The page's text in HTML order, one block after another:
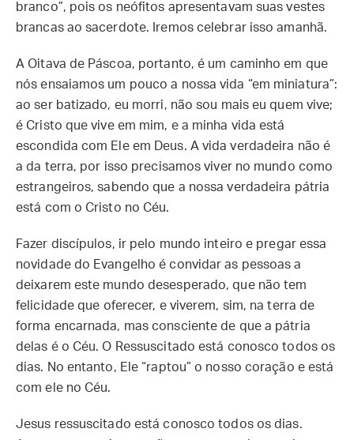
branco”, pois os neófitos apresentavam suas vestes
brancas ao sacerdote. Iremos celebrar isso amanhã.
A Oitava de Páscoa, portanto, é um caminho em que
nós ensaiamos um pouco a nossa vida “em miniatura”:
ao ser batizado, eu morri, não sou mais eu quem vive;
é Cristo que vive em mim, e a minha vida está
escondida com Ele em Deus. A vida verdadeira não é
a da terra, por isso precisamos viver no mundo como
estrangeiros, sabendo que a nossa verdadeira pátria
está com o Cristo no Céu.
Fazer discípulos, ir pelo mundo inteiro e pregar essa
novidade do Evangelho é convidar as pessoas a
deixarem este mundo desesperado, que não tem
felicidade que oferecer, e viverem, sim, na terra de
forma encarnada, mas consciente de que a pátria
delas é o Céu. O Ressuscitado está conosco todos os
dias. No entanto, Ele “raptou” o nosso coração e está
com ele no Céu.
Jesus ressuscitado está conosco todos os dias.